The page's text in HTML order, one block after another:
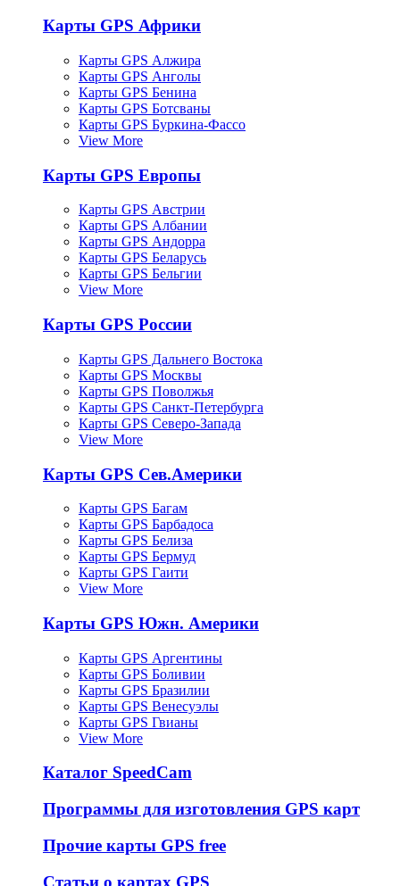
Карты GPS Африки
Карты GPS Алжира
Карты GPS Анголы
Карты GPS Бенина
Карты GPS Ботсваны
Карты GPS Буркина-Фассо
View More
Карты GPS Европы
Карты GPS Австрии
Карты GPS Албании
Карты GPS Андорра
Карты GPS Беларусь
Карты GPS Бельгии
View More
Карты GPS России
Карты GPS Дальнего Востока
Карты GPS Москвы
Карты GPS Поволжья
Карты GPS Санкт-Петербурга
Карты GPS Северо-Запада
View More
Карты GPS Сев.Америки
Карты GPS Багам
Карты GPS Барбадоса
Карты GPS Белиза
Карты GPS Бермуд
Карты GPS Гаити
View More
Карты GPS Южн. Америки
Карты GPS Аргентины
Карты GPS Боливии
Карты GPS Бразилии
Карты GPS Венесуэлы
Карты GPS Гвианы
View More
Каталог SpeedCam
Программы для изготовления GPS карт
Прочие карты GPS free
Статьи о картах GPS